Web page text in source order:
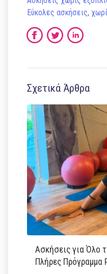
Εύκολες ασκήσεις,
Σχετικά Άρθρα
Ασκήσεις για Όλο
Πλήρες Πρόγραμμα